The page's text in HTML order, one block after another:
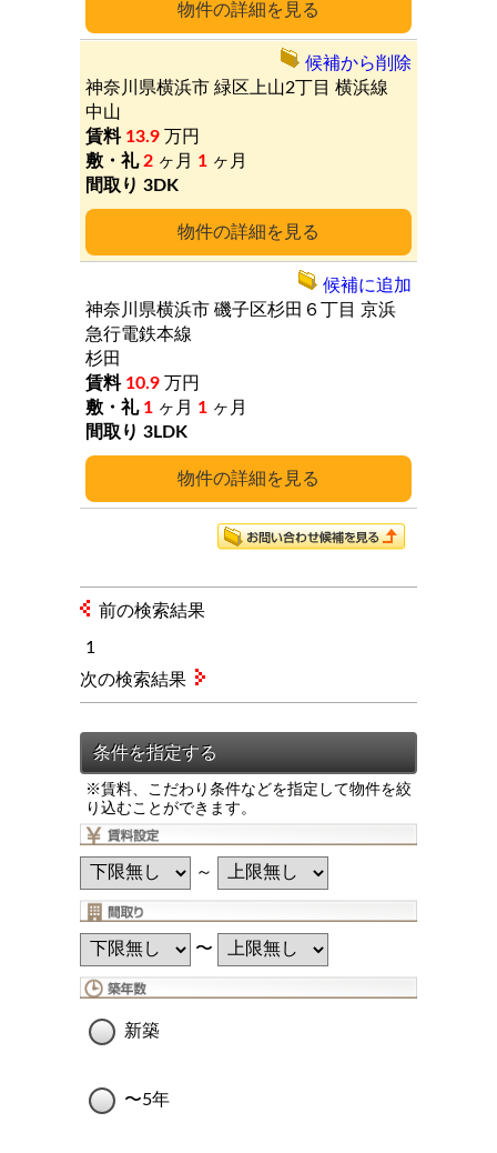
※賃料、こだわり条件などを指定して物件を絞
り込むことができます。
～
〜
新築
〜5年
詳細
詳細
神奈川県横浜市 緑区上山2丁目 横浜線
中山
13.9 万円
2 ヶ月 1 ヶ月
3DK
候補から削除
詳細
神奈川県横浜市 磯子区杉田６丁目 京浜
急行電鉄本線
杉田
10.9 万円
1 ヶ月 1 ヶ月
3LDK
候補に追加
前の検索結果
1